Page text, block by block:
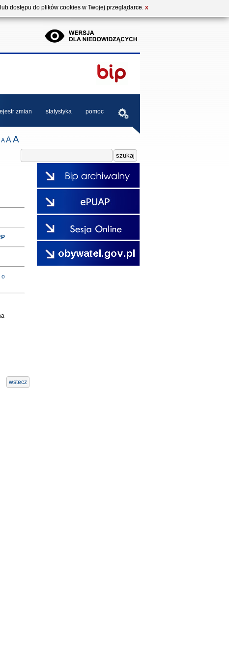
dostępu do plików cookies w Twojej przeglądarce. X
zmian statystyka pomoc
A A A
o
wstecz